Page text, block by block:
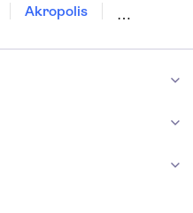
Akropolis
Alcatraz